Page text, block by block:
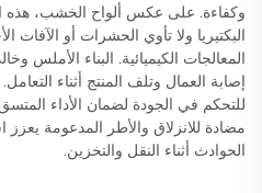
وكفاءة. على عكس ألواح الخشب، هذه
البكتيريا ولا تأوي الحشرات أو الآفات
المعالجات الكيميائية. البناء الأملس
إصابة العمال وتلف المنتج أثناء
للتحكم في الجودة لضمان الأداء
مضادة للانزلاق والأطر المدعومة
الحوادث أثناء النقل والتخزين.